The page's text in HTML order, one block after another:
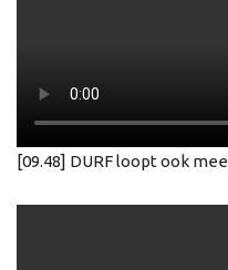
[09.48] DURF loopt ook mee